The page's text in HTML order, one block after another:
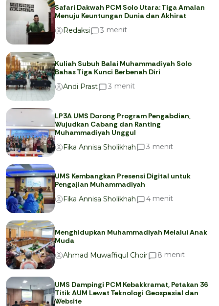
Safari Dakwah PCM Solo Utara: Tiga Amalan
Menuju Keuntungan Dunia dan Akhirat
Redaksi
3 menit
Kuliah Subuh Balai Muhammadiyah Solo
Bahas Tiga Kunci Berbenah Diri
Andi Prast
3 menit
LP3A UMS Dorong Program Pengabdian,
Wujudkan Cabang dan Ranting
Muhammadiyah Unggul
Fika Annisa Sholikhah
3 menit
UMS Kembangkan Presensi Digital untuk
Pengajian Muhammadiyah
Fika Annisa Sholikhah
4 menit
Menghidupkan Muhammadiyah Melalui Anak
Muda
Ahmad Muwaffiqul Choir
8 menit
UMS Dampingi PCM Kebakkramat, Petakan 36
Titik AUM Lewat Teknologi Geospasial dan
Website